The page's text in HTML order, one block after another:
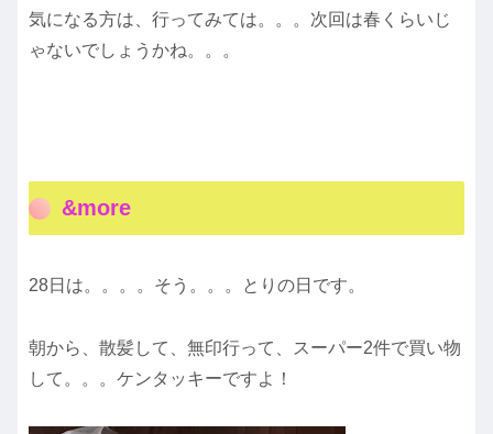
気になる方は、行ってみては。。。次回は春くらいじ
ゃないでしょうかね。。。
&more
28日は。。。。そう。。。とりの日です。
朝から、散髪して、無印行って、スーパー2件で買い物
して。。。ケンタッキーですよ！